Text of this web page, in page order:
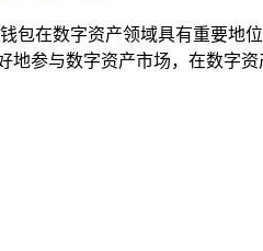
包在数字资产领域具有重要地
参与数字资产市场，在数字